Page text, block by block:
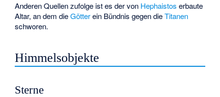
Anderen Quellen zufolge ist es der von Hephaistos erbaute
Altar, an dem dieGötterein Bündnis gegen dieTitanen
schworen.
Himmelsobjekte
Sterne